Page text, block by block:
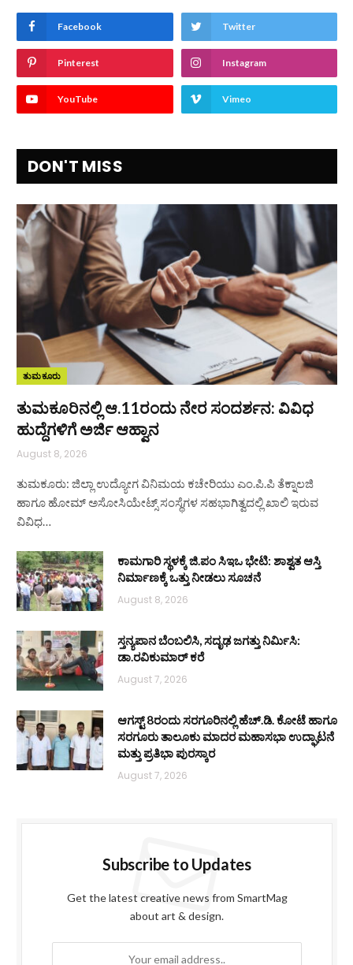
Facebook Twitter
Pinterest Instagram
YouTube Vimeo
DON'T MISS
ತುಮಕೂರು
ತುಮಕೂರಿನಲ್ಲಿ ಆ.11ರಂದು ನೇರ ಸಂದರ್ಶನ: ವಿವಿಧ
ಹುದ್ದೆಗಳಿಗೆ ಅರ್ಜಿ ಆಹ್ವಾನ
August 8, 2026
ತುಮಕೂರು: ಜಿಲ್ಲಾ ಉದ್ಯೋಗ ವಿನಿಮಯ ಕಚೇರಿಯು ಎಂ.ಪಿ.ಪಿ ತೆಕ್ನಾಲಜಿ
ಹಾಗೂ ಹೋಮ್ ಅಸೋಸಿಯೇಟ್ಸ್ ಸಂಸ್ಥೆಗಳ ಸಹಭಾಗಿತ್ವದಲ್ಲಿ ಖಾಲಿ ಇರುವ
ವಿವಿಧ…
ಕಾಮಗಾರಿ ಸ್ಥಳಕ್ಕೆ ಜಿ.ಪಂ ಸಿಇಒ ಭೇಟಿ: ಶಾಶ್ವತ ಆಸ್ತಿ
ನಿರ್ಮಾಣಕ್ಕೆ ಒತ್ತು ನೀಡಲು ಸೂಚನೆ
August 8, 2026
ಸ್ತನ್ಯಪಾನ ಬೆಂಬಲಿಸಿ, ಸದೃಢ ಜಗತ್ತು ನಿರ್ಮಿಸಿ:
ಡಾ.ರವಿಕುಮಾರ್ ಕರೆ
August 7, 2026
ಆಗಸ್ಟ್ 8ರಂದು ಸರಗೂರಿನಲ್ಲಿ ಹೆಚ್.ಡಿ. ಕೋಟೆ ಹಾಗೂ
ಸರಗೂರು ತಾಲೂಕು ಮಾದರ ಮಹಾಸಭಾ ಉದ್ಘಾಟನೆ
ಮತ್ತು ಪ್ರತಿಭಾ ಪುರಸ್ಕಾರ
August 7, 2026
Subscribe to Updates
Get the latest creative news from SmartMag
about art & design.